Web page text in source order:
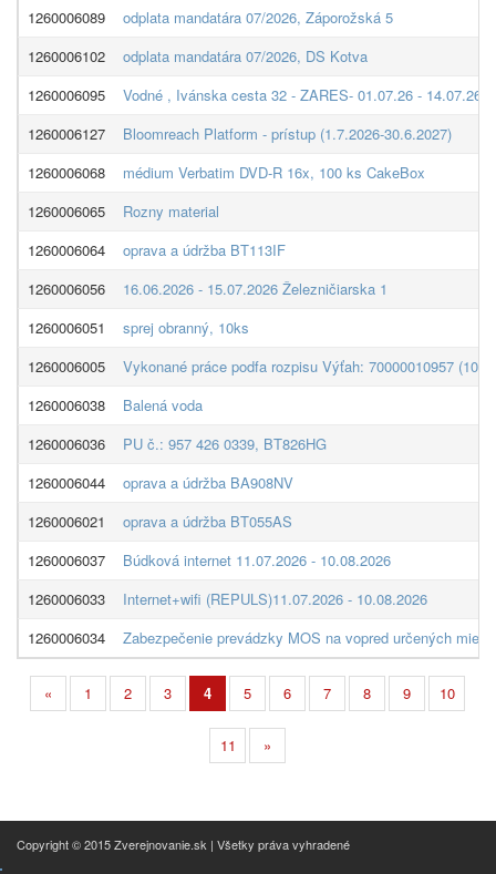
1260006089
odplata mandatára 07/2026, Záporožská 5
1260006102
odplata mandatára 07/2026, DS Kotva
1260006095
Vodné , Ivánska cesta 32 - ZARES- 01.07.26 - 14.07.26
1260006127
Bloomreach Platform - prístup (1.7.2026-30.6.2027)
1260006068
médium Verbatim DVD-R 16x, 100 ks CakeBox
1260006065
Rozny material
1260006064
oprava a údržba BT113IF
1260006056
16.06.2026 - 15.07.2026 Železničiarska 1
1260006051
sprej obranný, 10ks
1260006005
Vykonané práce podfa rozpisu Výťah: 70000010957
1260006038
Balená voda
1260006036
PU č.: 957 426 0339, BT826HG
1260006044
oprava a údržba BA908NV
1260006021
oprava a údržba BT055AS
1260006037
Búdková internet 11.07.2026 - 10.08.2026
1260006033
Internet+wifi (REPULS)11.07.2026 - 10.08.2026
1260006034
Zabezpečenie prevádzky MOS na vopred určených
« 1 2 3 4 5 6 7 8 9 10
11 »
Copyright © 2015 Zverejnovanie.sk | Všetky práva vyhradené